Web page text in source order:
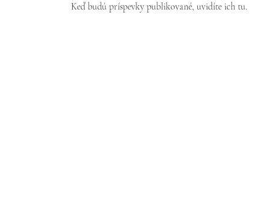
Keď budú príspevky publikované, uvidíte ich tu.